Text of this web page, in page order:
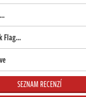
Flag…
SEZNAM RECENZÍ